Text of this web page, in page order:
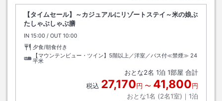
【タイムセール】～カジュアルにリゾートステイ～米の娘ぶ
たしゃぶしゃぶ膳
IN チェックイン
15:00 / OUT チェックアウト
10:00
夕食/朝食付き
【マウンテンビュー・ツイン】5階以上／洋室／バス付≪禁煙≫ 24
平米
おとな2名 1泊 1部屋 合計
税込 27,170円 〜 41,800円
おとな1名 (2名1室)｜ 1泊